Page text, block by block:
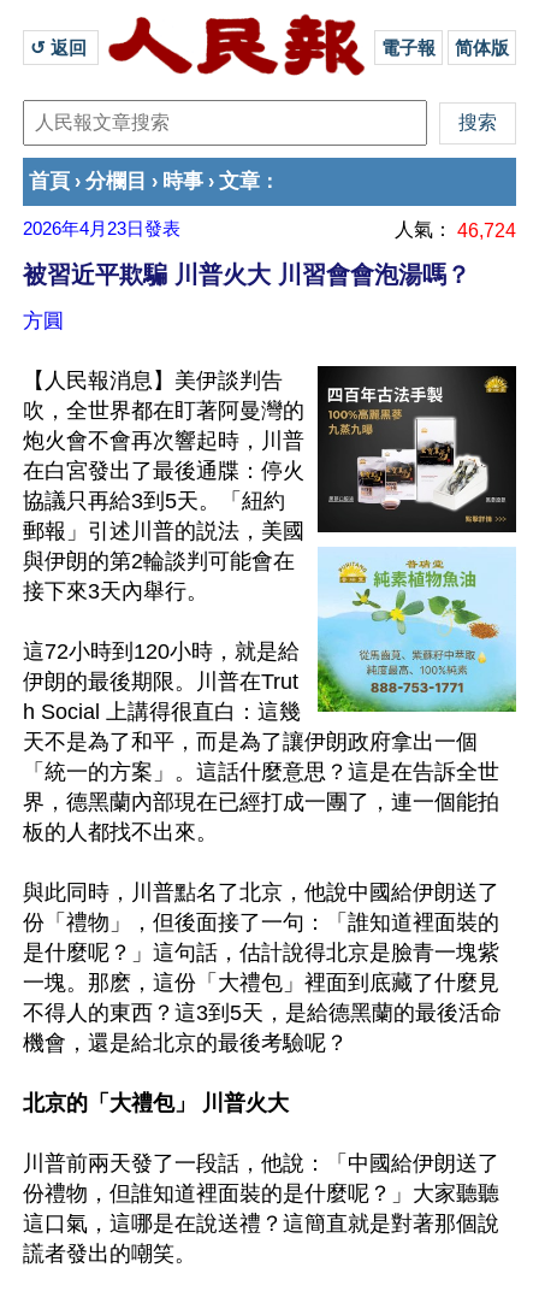
↺ 返回 電子報 简体版
首頁 › 分欄目 › 時事 › 文章 ：
2026年4月23日發表 人氣： 46,724
被習近平欺騙 川普火大 川習會會泡湯嗎？
方圓
【人民報消息】美伊談判告
吹，全世界都在盯著阿曼灣的
炮火會不會再次響起時，川普
在白宮發出了最後通牒：停火
協議只再給3到5天。「紐約
郵報」引述川普的説法，美國
與伊朗的第2輪談判可能會在
接下來3天內舉行。
這72小時到120小時，就是給
伊朗的最後期限。川普在Trut
h Social 上講得很直白：這幾
天不是為了和平，而是為了讓伊朗政府拿出一個
「統一的方案」。這話什麼意思？這是在告訴全世
界，德黑蘭內部現在已經打成一團了，連一個能拍
板的人都找不出來。
與此同時，川普點名了北京，他說中國給伊朗送了
份「禮物」，但後面接了一句：「誰知道裡面裝的
是什麼呢？」這句話，估計說得北京是臉青一塊紫
一塊。那麽，這份「大禮包」裡面到底藏了什麼見
不得人的東西？這3到5天，是給德黑蘭的最後活命
機會，還是給北京的最後考驗呢？
北京的「大禮包」 川普火大
川普前兩天發了一段話，他說：「中國給伊朗送了
份禮物，但誰知道裡面裝的是什麼呢？」大家聽聽
這口氣，這哪是在說送禮？這簡直就是對著那個說
謊者發出的嘲笑。